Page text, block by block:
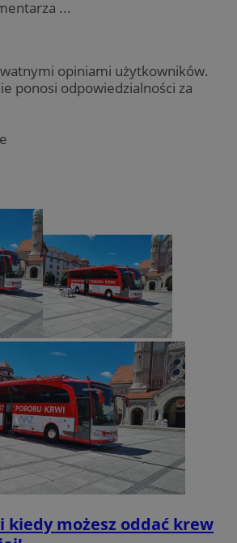
...
opiniami użytkowników.
ponosi odpowiedzialności za
kiedy możesz oddać krew